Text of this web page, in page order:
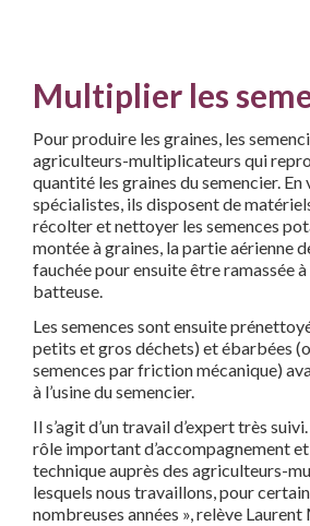
Multiplier les
Pour produire les graines, les
agriculteurs-multiplicateurs qui
quantité les graines dusemencier.
spécialistes, ils disposent de
récolter et nettoyer les semences
montée à graines, la partie aérienne
fauchée pour ensuite être ramassée
batteuse.
Les semences sont ensuite
petits etgros déchets) et ébarbées
semences parfriction mécanique)
à l’usine du semencier.
Il s’agit d’un travail d’expert très
rôle important d’accompagnement
technique auprès des agriculteurs-
lesquels nous travaillons, pour
nombreuses années », relève